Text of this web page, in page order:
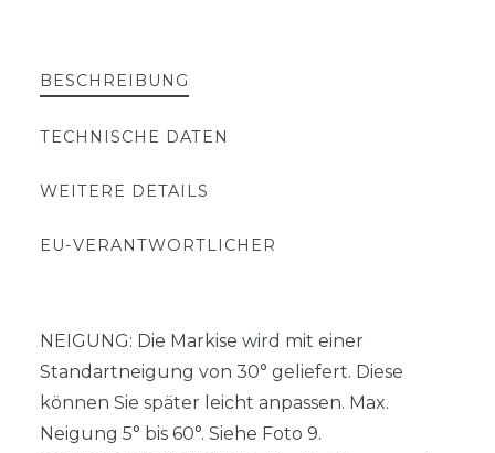
BESCHREIBUNG
TECHNISCHE DATEN
WEITERE DETAILS
EU-VERANTWORTLICHER
NEIGUNG: Die Markise wird mit einer
Standartneigung von 30° geliefert. Diese
können Sie später leicht anpassen. Max.
Neigung 5° bis 60°. Siehe Foto 9.